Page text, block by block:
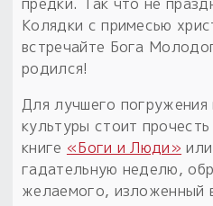
предки. Так что не
Колядки с примесью
встречайте Бога
родился!
Для лучшего погружения
культуры стоит
книге «Боги и Люди»
гадательную неделю,
желаемого, изложенный